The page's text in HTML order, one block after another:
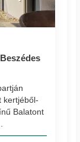
kertjéből-
Balatont